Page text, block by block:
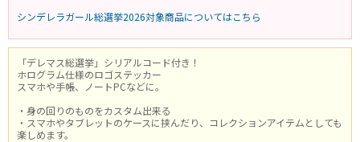
シンデレラガール総選挙2026対象商品についてはこちら
「デレマス総選挙」シリアルコード付き！
ホログラム仕様のロゴステッカー
スマホや手帳、ノートPCなどに。
・身の回りのものをカスタム出来る
・スマホやタブレットのケースに挟んだり、コレクションアイテムとしても
楽しめます。